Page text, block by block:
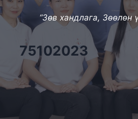
“Зөв хандлага, Зөөлөн
75102023